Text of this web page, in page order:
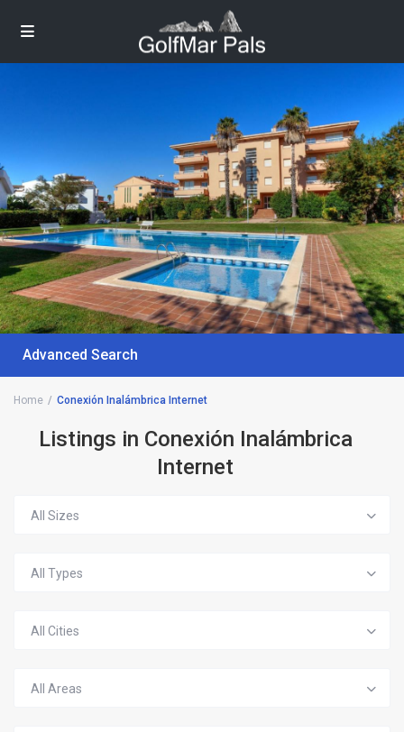
Advanced Search
Home Conexión Inalámbrica Internet
Listings in Conexión Inalámbrica
Internet
All Sizes
All Types
All Cities
All Areas